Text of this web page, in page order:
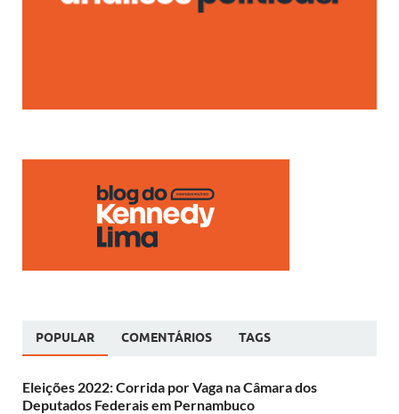
POPULAR COMENTÁRIOS TAGS
Eleições 2022: Corrida por Vaga na Câmara dos
Deputados Federais em Pernambuco